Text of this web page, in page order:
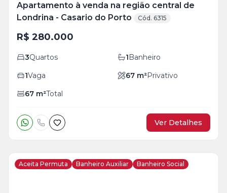
Apartamento à venda na região central de
Londrina - Casario do Porto
Cód. 6315
R$ 280.000
3Quartos 1Banheiro
1Vaga 67 m²Privativo
67 m²Total
Ver Detalhes
Aceita Permuta Banheiro Auxiliar Banheiro Social